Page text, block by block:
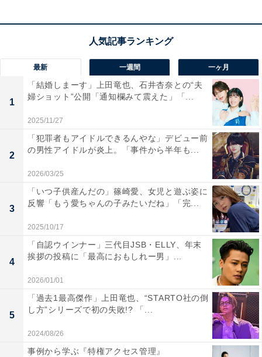
最新 一週間 一ヶ月
1
「結婚しまーす」上田竜也、石井杏奈との“夫
婦ショット”公開「通知欄みて震えた」「...
2025/11/27
2
「犯罪者もアイドルできるんやな」デビュー前
の男性アイドルが炎上。「事件から半年も...
2026/03/25
3
「いつ子供産んだの」篠崎愛、女児と遊ぶ姿に
反響「もう愛ちゃんの子みたいだね」「完...
2025/10/17
4
「自認ウインナー」三代目JSB・ELLY、年末
挨拶の投稿に「最高におもしれー男」...
2026/01/01
5
「過去1最高傑作」上田竜也、“STARTO社の倒
し方”シリーズで初の失敗!? 「...
2024/08/26
事例から学ぶ『特権アクセス管理』